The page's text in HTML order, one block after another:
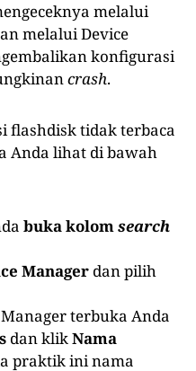
melalui
melalui Device
konfigurasi
crash.
flashdisk tidak terbaca
Anda lihat di bawah
buka kolomsearch
Manager danpilih
terbuka Anda
dan klikNama
praktik ini nama